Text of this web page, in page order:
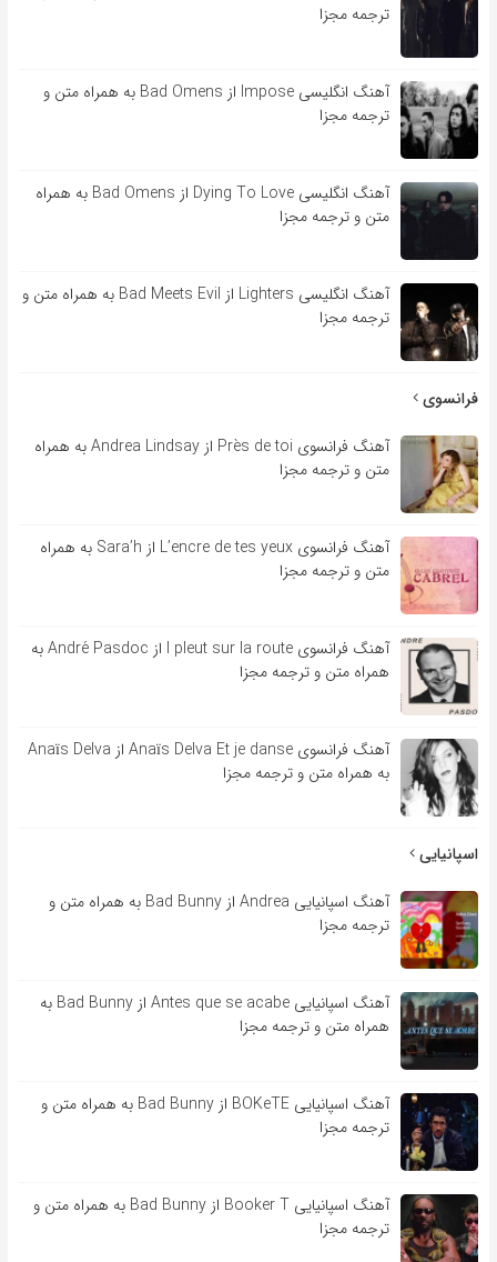
ترجمه مجزا
آهنگ انگلیسی Impose از Bad Omens به همراه متن و
ترجمه مجزا
آهنگ انگلیسی Dying To Love از Bad Omens به همراه
متن و ترجمه مجزا
آهنگ انگلیسی Lighters از Bad Meets Evil به همراه متن و
ترجمه مجزا
فرانسوی
آهنگ فرانسوی Près de toi از Andrea Lindsay به همراه
متن و ترجمه مجزا
آهنگ فرانسوی L’encre de tes yeux از Sara’h به همراه
متن و ترجمه مجزا
آهنگ فرانسوی l pleut sur la route از André Pasdoc به
همراه متن و ترجمه مجزا
آهنگ فرانسوی Anaïs Delva Et je danse از Anaïs Delva
به همراه متن و ترجمه مجزا
اسپانیایی
آهنگ اسپانیایی Andrea از Bad Bunny به همراه متن و
ترجمه مجزا
آهنگ اسپانیایی Antes que se acabe از Bad Bunny به
همراه متن و ترجمه مجزا
آهنگ اسپانیایی BOKeTE از Bad Bunny به همراه متن و
ترجمه مجزا
آهنگ اسپانیایی Booker T از Bad Bunny به همراه متن و
ترجمه مجزا